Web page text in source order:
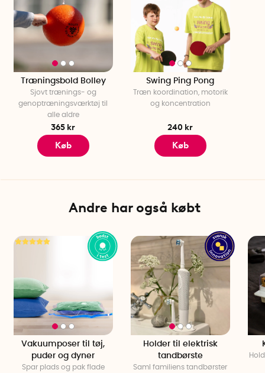
Træningsbold Bolley
Sjovt trænings- og
genoptræningsværktøj til
alle aldre
365 kr
Køb
Swing Ping Pong
Træn koordination, motorik
og koncentration
240 kr
Køb
Andre har også købt
Vakuumposer til tøj,
puder og dyner
Spar plads og pak flade
Holder til elektrisk
tandbørste
Saml familiens tandbørster